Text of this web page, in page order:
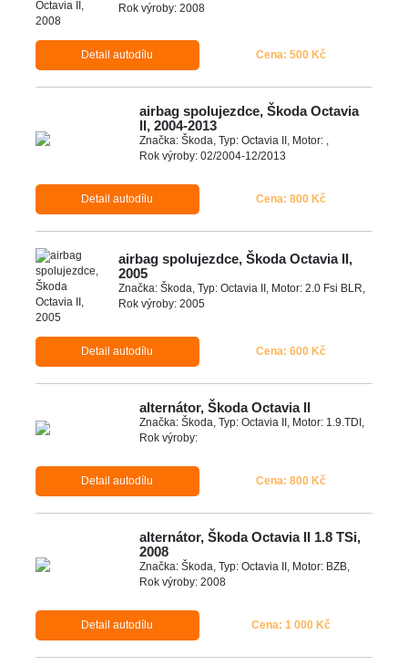
Rok výroby: 2008
Detail autodílu Cena: 500 Kč
airbag spolujezdce, Škoda Octavia
II, 2004-2013
Značka: Škoda, Typ: Octavia II, Motor: ,
Rok výroby: 02/2004-12/2013
Detail autodílu Cena: 800 Kč
airbag spolujezdce, Škoda Octavia II,
2005
Značka: Škoda, Typ: Octavia II, Motor: 2.0 Fsi BLR,
Rok výroby: 2005
Detail autodílu Cena: 600 Kč
alternátor, Škoda Octavia II
Značka: Škoda, Typ: Octavia II, Motor: 1.9.TDI,
Rok výroby:
Detail autodílu Cena: 800 Kč
alternátor, Škoda Octavia II 1.8 TSi,
2008
Značka: Škoda, Typ: Octavia II, Motor: BZB,
Rok výroby: 2008
Detail autodílu Cena: 1 000 Kč